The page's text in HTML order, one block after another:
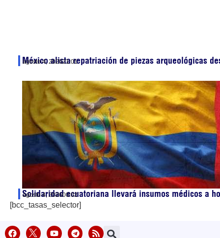
México alista repatriación de piezas arqueológicas
agosto 4, 202621:01
Solidaridad ecuatoriana llevará insumos médicos a
agosto 4, 202600:02
[bcc_tasas_selector]